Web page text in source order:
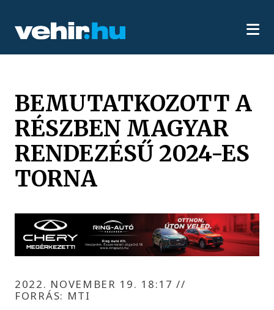
BEMUTATKOZOTT A
RÉSZBEN MAGYAR
RENDEZÉSŰ 2024-ES
TORNA
2022. NOVEMBER 19. 18:17//
FORRÁS: MTI